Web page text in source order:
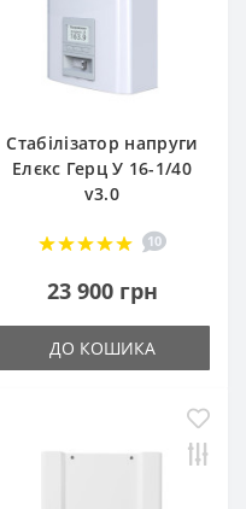
Стабілізатор напруги
Елєкс Герц У 16-1/40
v3.0
10
23 900 грн
ДО КОШИКА